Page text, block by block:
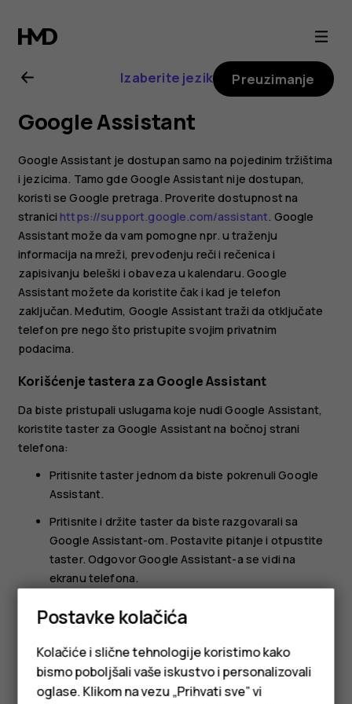
Uputstvo
za
korisnike
telefona
Nokia
G21
Izaberite jezik Preuzimanje
Google Assistant
Google Assistant je dostupan samo na pojedinim tržištima
i jezicima. Tamo gde Google Assistant nije dostupan,
koristi se Google pretraga. Proverite dostupnost na
stranici https://support.google.com/assistant. Google
Assistant može da vam pomogne npr. u traženju
informacija na mreži, prevođenju reči i rečenica i
zapisivanju beleški i obaveza u kalendaru. Google
Assistant možete da koristite čak i kad je telefon
zaključan. Međutim, Google Assistant traži da otključate
telefon pre nego što pristupite svojim privatnim
podacima.
Korišćenje tastera za Google Assistant
Da biste pristupali uslugama koje nudi Google Assistant,
koristite taster za Google Assistant na bočnoj strani
telefona:
Pritisnite taster jednom da biste pokrenuli Google
Assistant.
Pritisnite i držite taster da biste razgovarali sa
Google Assistant-om. Postavite pitanje i otpustite
taster. Odgovor Google Assistant-a se vidi na
ekranu telefona.
Assistant, ipak možete koristite taster za Google
Pritisnite taster jednom da biste otvorili Google
pretragu.
Postavke kolačića
Kolačiće i slične tehnologije koristimo kako
bismo poboljšali vaše iskustvo i personalizovali
oglase. Klikom na vezu „Prihvati sve” vi